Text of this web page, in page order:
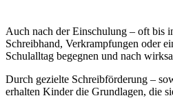
Auch nach der Einschulung – oft bis
Schreibhand, Verkrampfungen oder
Schulalltag begegnen und nach
Durch gezielte Schreibförderung –
erhalten Kinder die Grundlagen, die